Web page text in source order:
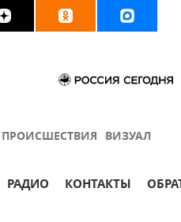
ПРОИСШЕСТВИЯ ВИЗУАЛ
РАДИО КОНТАКТЫ